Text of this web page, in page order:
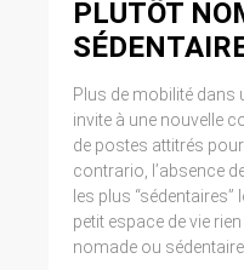
PLUTÔT
Plus de mobilité
invite à une nouvelle
de postes attitrés
contrario, l’absence
les plus
petit espace de vie
nomade ou sédentaire
Cliquez en haut à
pictogramme de
lignes
Cliquez sur Afficher
Dans la section
préférences. Dans
vous pouvez
9. DROIT